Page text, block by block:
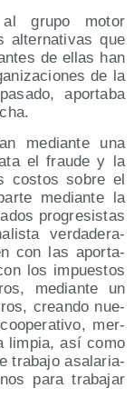
gru­po motor
alter­na­ti­vas que
de ellas han
de la
apor­ta­ba
median­te una
el frau­de y la
cos­tos sobre el
median­te la
pro­gre­sis­tas
ver­da­de­ra­
con las apor­ta­
los impues­tos
median­te un
crean­do nue­
mer­
lim­pia, así como
tra­ba­jo asa­la­ria­
para tra­ba­jar